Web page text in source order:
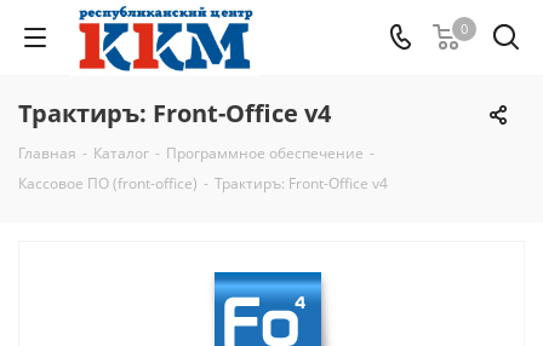
0
Трактиръ: Front-Office v4
Главная - Каталог - Программное обеспечение -
Кассовое ПО (front-office) - Трактиръ: Front-Office v4